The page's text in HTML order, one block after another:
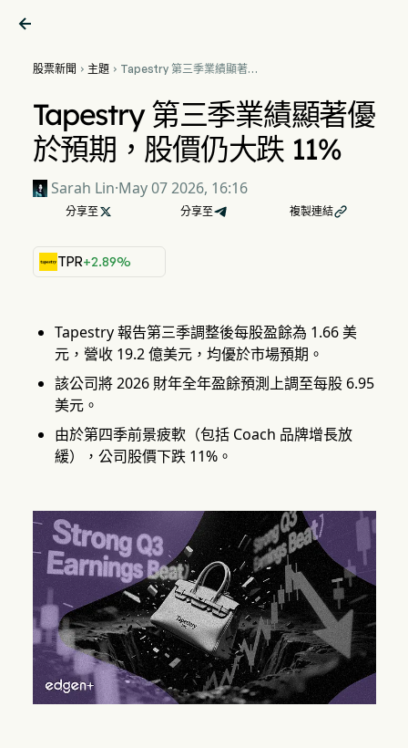

股票新聞  主題 Tapestry 第三季業績顯著優
Tapestry 第三季業績顯著優
於預期，股價仍大跌 11%
Sarah Lin·May 07 2026, 16:16
分享至  分享至 複製連結
TPR+2.89%
Tapestry 報告第三季調整後每股盈餘為 1.66 美
元，營收 19.2 億美元，均優於市場預期。
該公司將 2026 財年全年盈餘預測上調至每股 6.95
美元。
由於第四季前景疲軟（包括 Coach 品牌增長放
緩），公司股價下跌 11%。